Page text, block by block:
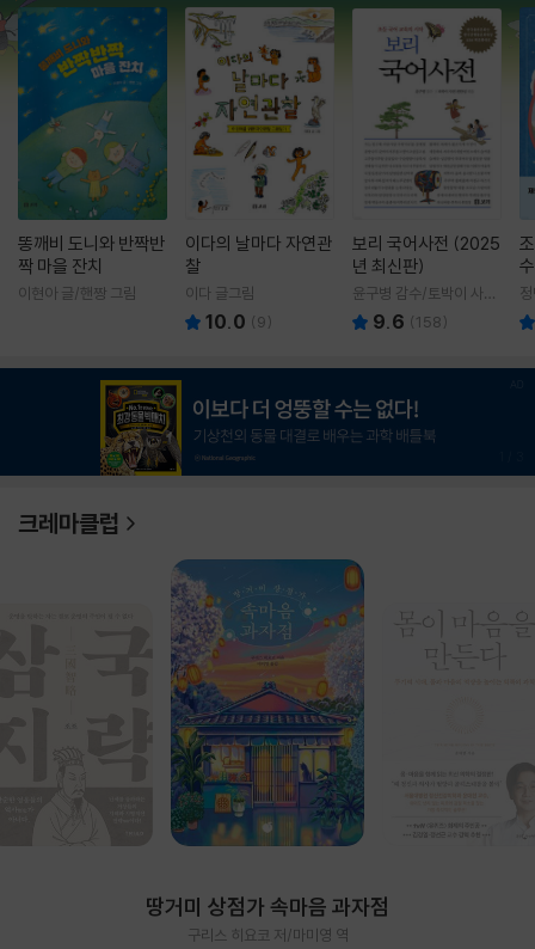
똥깨비 도니와 반짝반
짝 마을 잔치
이현아 글/핸짱 그림
이다의 날마다 자연관
찰
이다 글그림
10.0 (9)
보리 국어사전 (2025
년 최신판)
윤구병 감수/토박이 사전
편찬실 편
9.6 (158)
크레마클럽
땅거미 상점가 속마음 과자점
구리스 히요코 저/마미영 역